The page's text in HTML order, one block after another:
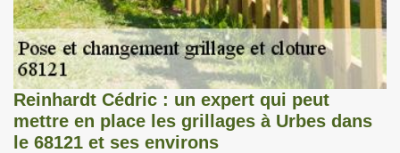
Reinhardt Cédric : un expert qui peut
mettre en place les grillages à Urbes dans
le 68121 et ses environs